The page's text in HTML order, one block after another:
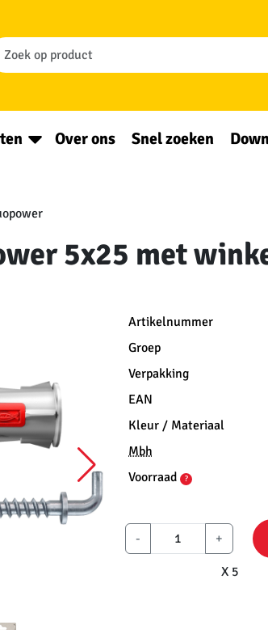
Over ons Snel zoeken
5x25 met
Artikelnummer
Groep
Verpakking
EAN
Kleur / Materiaal
Mbh
Voorraad
?
- +
X 5